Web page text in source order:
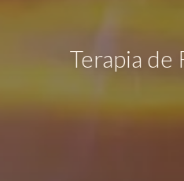
Terapia de